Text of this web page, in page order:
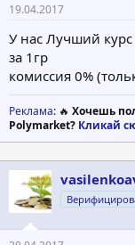
19.04.2017
У нас Лучший
за 1гр
комиссия 0%
Реклама: 🔥 Хочешь
Polymarket? Кликай